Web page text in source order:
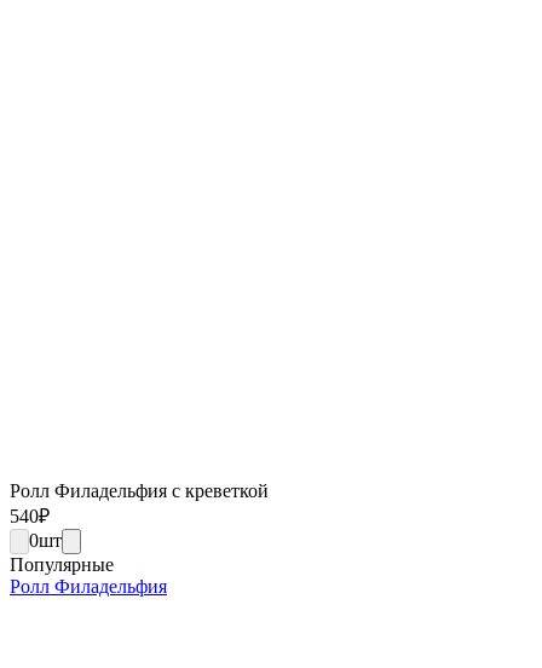
Ролл Филадельфия с креветкой
540₽
0шт
Популярные
Ролл Филадельфия